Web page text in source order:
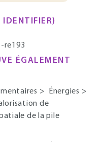
re193
ÉGALEMENT
> Énergies >
de
de la pile